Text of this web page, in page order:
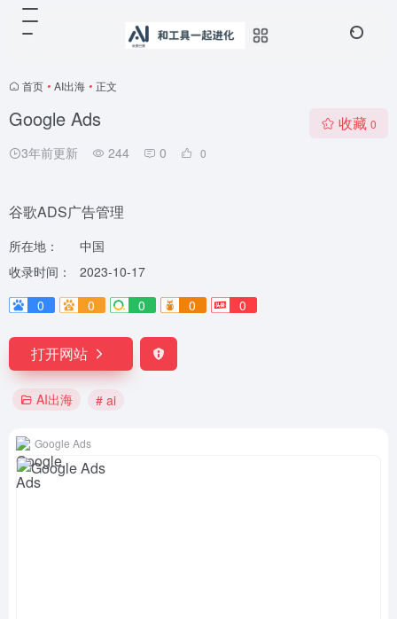
首页 • AI出海 • 正文
Google Ads
3年前更新 244 0 0
收藏 0
谷歌ADS广告管理
所在地：
中国
收录时间：
2023-10-17
0
0 0 0 0
打开网站
AI出海 # ai
Google Ads